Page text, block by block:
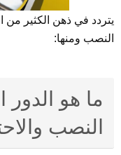
يتردد في ذهن الكثير من
النصب ومنها:
ما هو
النصب